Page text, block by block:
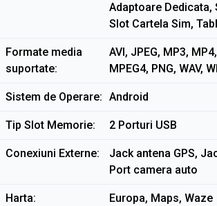
Adaptoare Dedicata,
Slot Cartela Sim,
Formate media
suportate
AVI, JPEG, MP3,
MPEG4, PNG, WAV,
Sistem de Operare Android
Tip Slot Memorie 2 Porturi USB
Conexiuni Externe
Jack antena GPS,
Port camera auto
Harta Europa, Maps, Waze